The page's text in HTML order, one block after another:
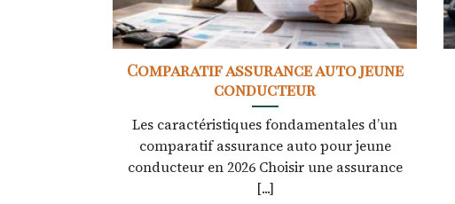
Comparatif assurance auto jeune
conducteur
Les caractéristiques fondamentales d’un
comparatif assurance auto pour jeune
conducteur en 2026 Choisir une assurance
[...]